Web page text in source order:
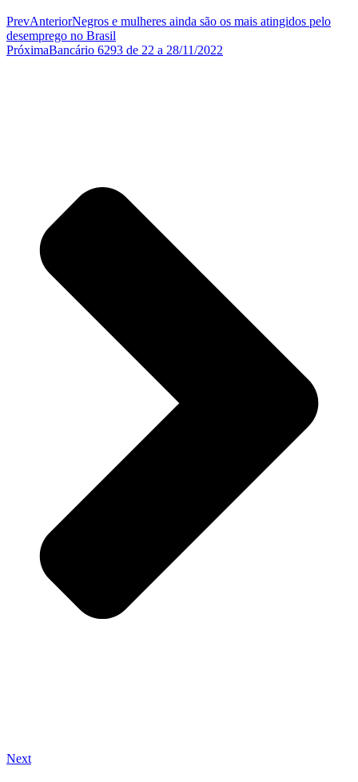
PrevAnteriorNegros e mulheres ainda são os mais atingidos pelo
desemprego no Brasil
PróximaBancário 6293 de 22 a 28/11/2022
Next